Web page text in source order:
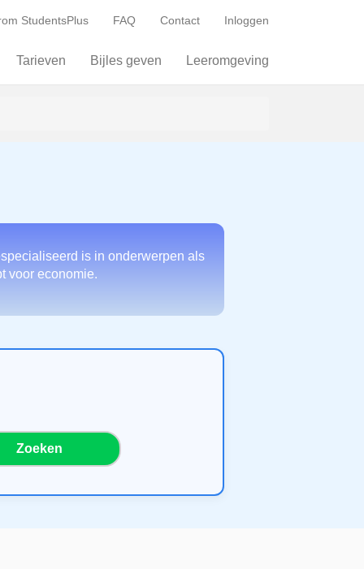
StudentsPlus FAQ Contact Inloggen
Tarieven Bijles geven Leeromgeving
is in onderwerpen als
voor economie.
Zoeken